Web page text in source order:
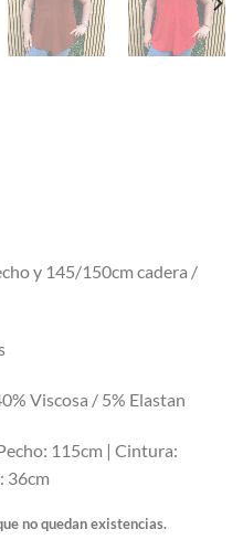
y 145/150cm cadera /
Viscosa / 5% Elastan
115cm | Cintura:
36cm
no quedan existencias.